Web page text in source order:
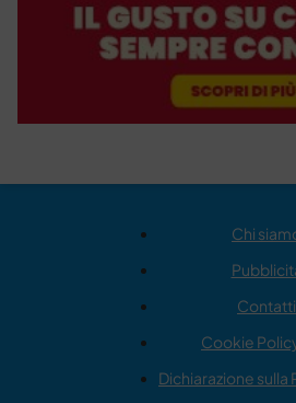
Chi
Contatti
Cookie
Dichiarazione sulla